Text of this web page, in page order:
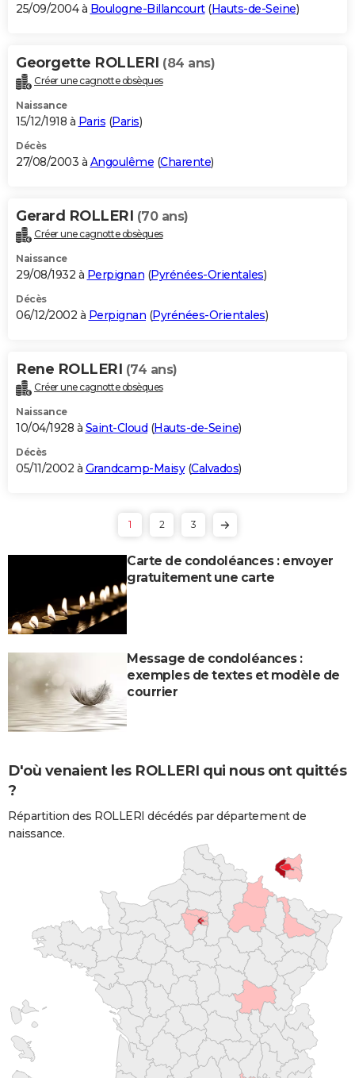
25/09/2004 à Boulogne-Billancourt(Hauts-de-Seine)
Georgette ROLLERI (84 ans)
Créer une cagnotte obsèques
Naissance
15/12/1918 à Paris (Paris)
Décès
27/08/2003 à Angoulême (Charente)
Gerard ROLLERI (70 ans)
Créer une cagnotte obsèques
Naissance
29/08/1932 à Perpignan (Pyrénées-Orientales)
Décès
06/12/2002 à Perpignan (Pyrénées-Orientales)
Rene ROLLERI (74 ans)
Créer une cagnotte obsèques
Naissance
10/04/1928 à Saint-Cloud (Hauts-de-Seine)
Décès
05/11/2002 à Grandcamp-Maisy(Calvados)
1 2 3
Carte de condoléances : envoyer
gratuitement une carte
Message de condoléances :
exemples de textes et modèle de
courrier
D'où venaient les ROLLERI qui nous ont quittés
?
Répartition des ROLLERI décédés par département de
naissance.